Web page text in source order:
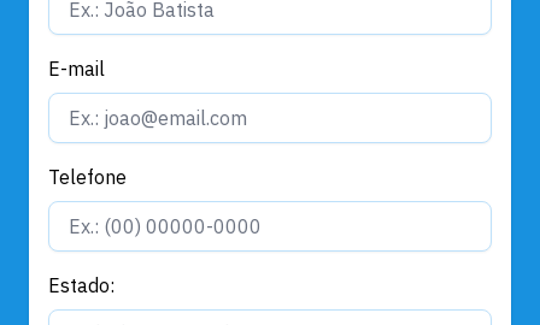
E-mail
Telefone
Estado: